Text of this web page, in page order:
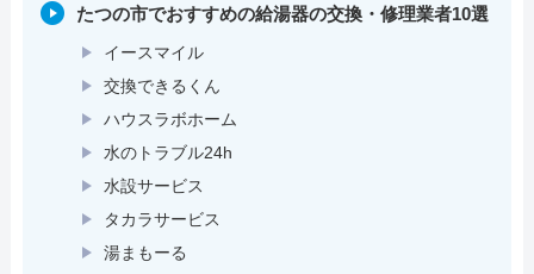
たつの市でおすすめの給湯器の交換・修理業者10選
イースマイル
交換できるくん
ハウスラボホーム
水のトラブル24h
水設サービス
タカラサービス
湯まもーる